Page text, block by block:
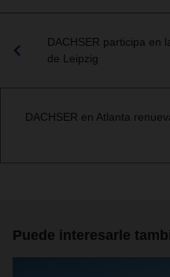
DACHSER participa en
de Leipzig
DACHSER en Atlanta
Puede interesarle